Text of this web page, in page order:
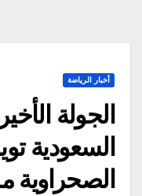
أخبار الرياضة
الجولة
السعودية
الصحراوية